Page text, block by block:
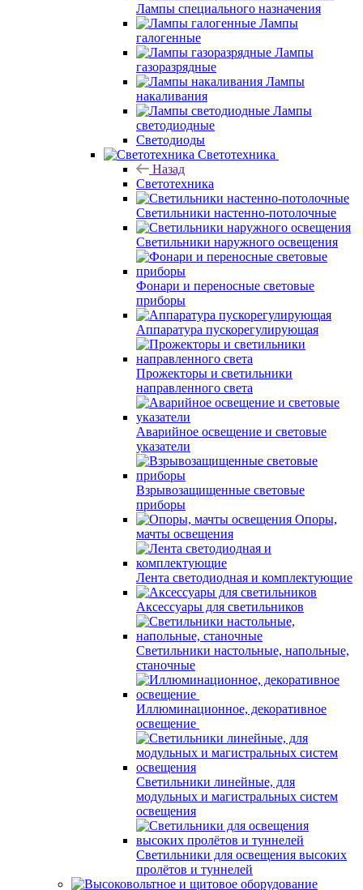
Лампы специального назначения
Лампы
галогенные
Лампы
газоразрядные
Лампы
накаливания
Лампы
светодиодные
Светодиоды
Светотехника
Назад
Светотехника
Светильники настенно-потолочные
Светильники наружного освещения
Фонари и переносные световые
приборы
Аппаратура пускорегулирующая
Прожекторы и светильники
направленного света
Аварийное освещение и световые
указатели
Взрывозащищенные световые
приборы
Опоры,
мачты освещения
Лента светодиодная и комплектующие
Аксессуары для светильников
Светильники настольные, напольные,
станочные
Иллюминационное, декоративное
освещение
Светильники линейные, для
модульных и магистральных систем
освещения
Светильники для освещения высоких
пролётов и туннелей